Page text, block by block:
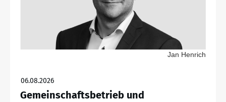
Jan Henrich
06.08.2026
Gemeinschaftsbetrieb und